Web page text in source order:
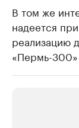
В том же
надеется
реализацию
«Пермь-300»